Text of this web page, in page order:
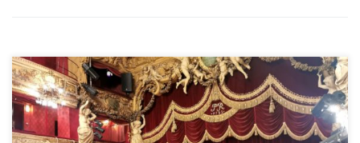
Les élèves de terminale section européenne ont récemment